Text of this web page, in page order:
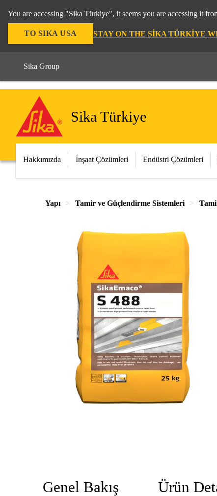
You are accessing "Sika Türkiye", it seems you are accessing it
TO SIKA USA STAY ON THE SIKA TÜRKIYE
Sika Group
Sika Türkiye
Hakkımızda İnşaat Çözümleri Endüstri Çözümleri
Yapı Tamir ve Güçlendirme Sistemleri
Genel Bakış Ürün